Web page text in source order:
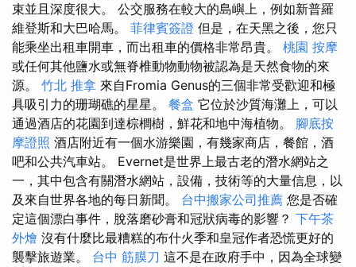
束並且深度很大。 公交服務在較大的島嶼上，例如新普羅
維登斯和大巴哈馬。 菲律賓簽證 但是，在天黑之後，您只
能乘坐出租車開車，而出租車的價格非常昂貴。 桃園 按摩
或任何其他鹽水或無脊椎動物動物被認為是天然食物的來
源。 竹北 推拿 來自Fromia Genus的三個非常受歡迎和極
具吸引力的珊瑚礁的星星。 餐盒 它位於沙質海灘上，可以
通過酒店的花園到達棕櫚樹，鮮花和地中海植物。 腳底按
摩證照 酒店附近有一個水游樂園，有幾家商店，餐館，酒
吧和公共汽車站。 Evernet是世界上最古老的潛水網站之
一，其中包含有關潛水網站，設備，技術等的大量信息，以
及來自世界各地的每日新聞。 台中搬家公司推薦 您是否確
定這個漂白事件，脫落磨砂膏和冠狀病毒的影響？ 下午茶
外燴 沒有什麼比最糟糕的布什火季和皇冠作者恐慌更好的
襲擊旅遊業。 台中 筋膜刀 這不是在政府手中，因為全球變